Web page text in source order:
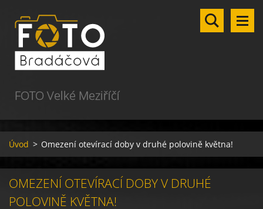
FOTO Velké Meziříčí
Úvod > Omezení otevírací doby v druhé polovině května!
OMEZENÍ OTEVÍRACÍ DOBY V DRUHÉ
POLOVINĚ KVĚTNA!